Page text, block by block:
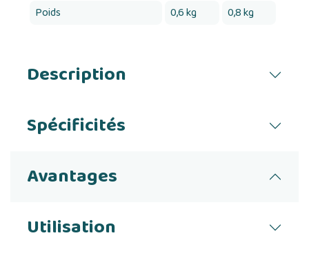
Poids
0,6 kg 0,8 kg
Description
Spécificités
Avantages
Utilisation